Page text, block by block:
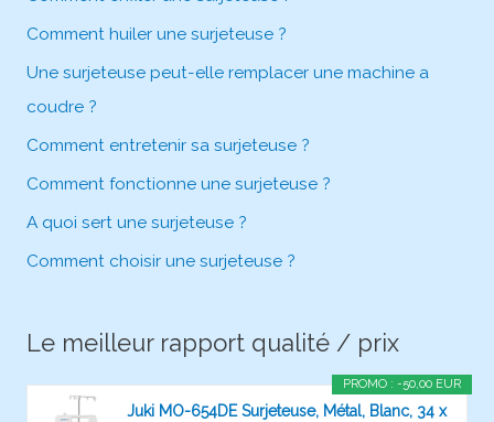
Comment huiler une surjeteuse ?
Une surjeteuse peut-elle remplacer une machine a
coudre ?
Comment entretenir sa surjeteuse ?
Comment fonctionne une surjeteuse ?
A quoi sert une surjeteuse ?
Comment choisir une surjeteuse ?
Le meilleur rapport qualité / prix
PROMO : -50,00 EUR
Juki MO-654DE Surjeteuse, Métal, Blanc, 34 x